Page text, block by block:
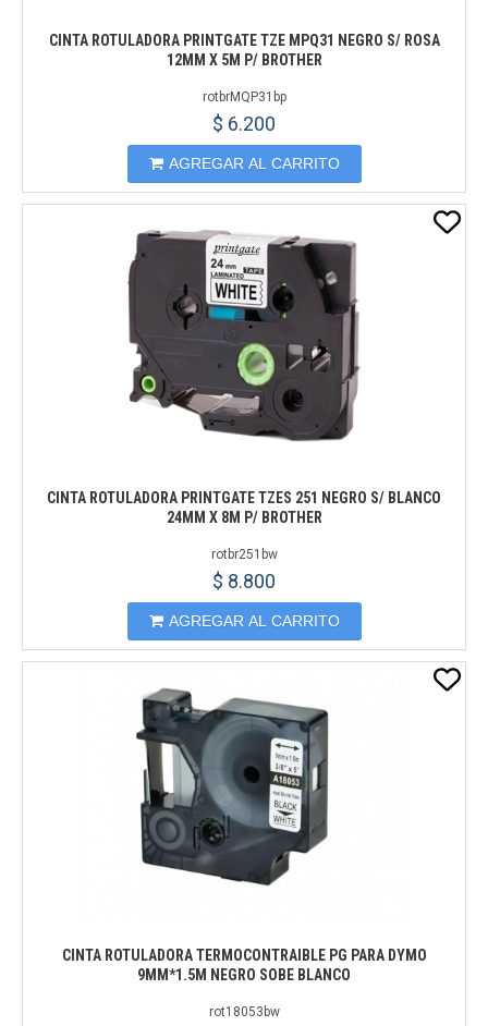
CINTA ROTULADORA PRINTGATE TZE MPQ31 NEGRO S/ ROSA
12MM X 5M P/ BROTHER
rotbrMQP31bp
$ 6.200
AGREGAR AL CARRITO
CINTA ROTULADORA PRINTGATE TZES 251 NEGRO S/ BLANCO
24MM X 8M P/ BROTHER
rotbr251bw
$ 8.800
AGREGAR AL CARRITO
CINTA ROTULADORA TERMOCONTRAIBLE PG PARA DYMO
9MM*1.5M NEGRO SOBE BLANCO
rot18053bw